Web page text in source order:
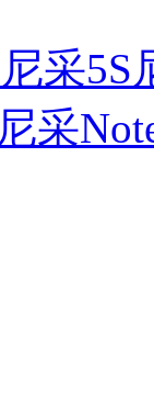
尼采5S
尼采